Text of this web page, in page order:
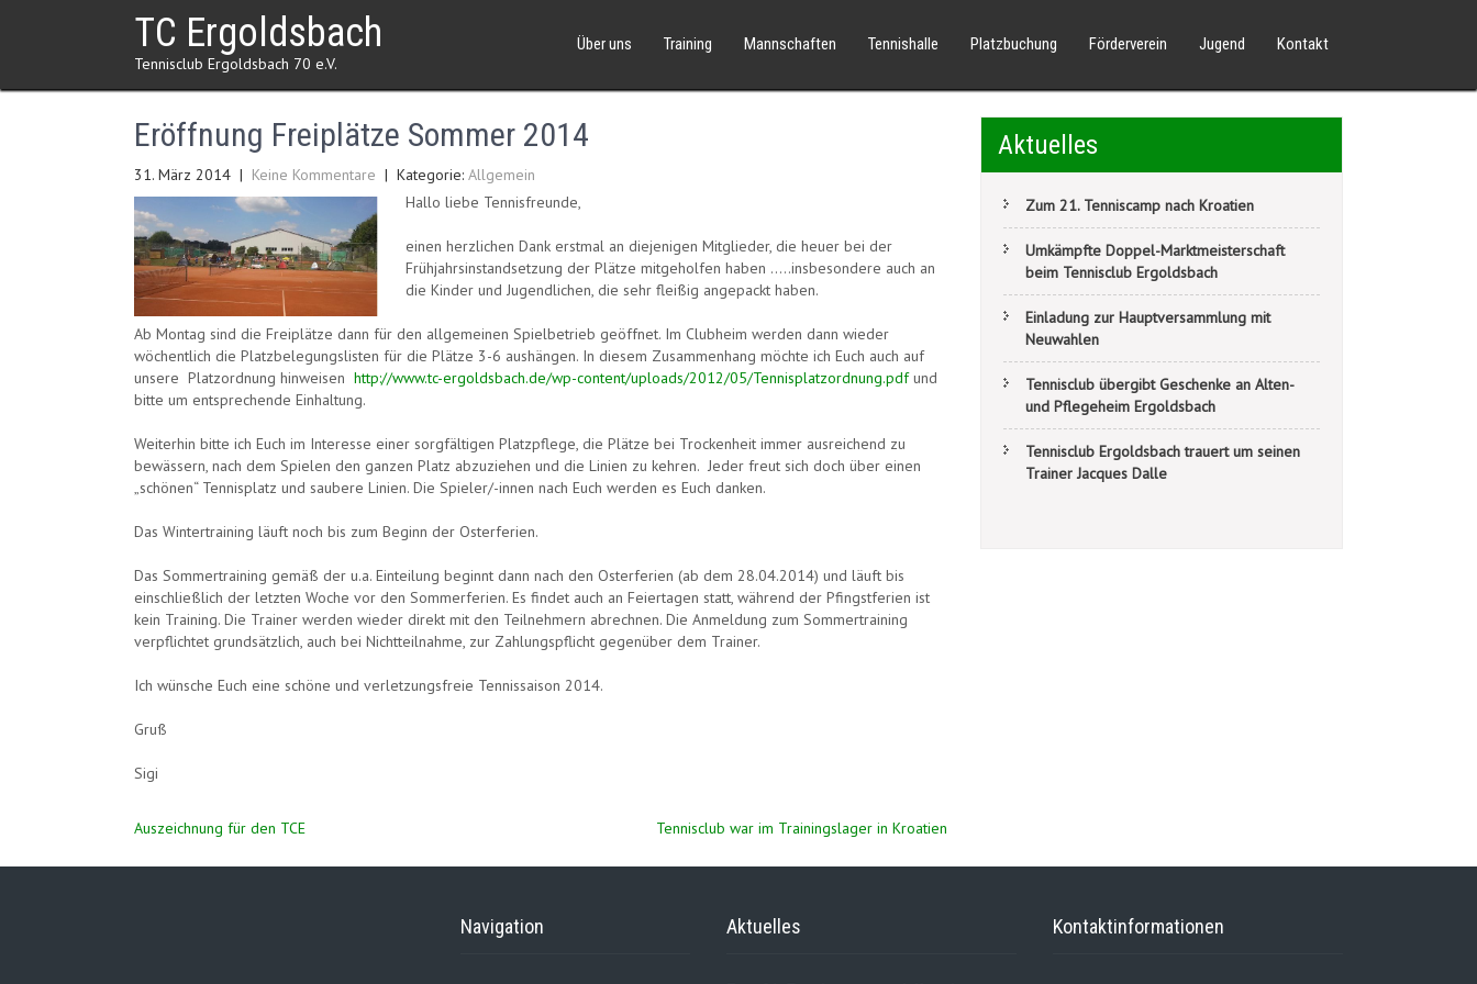
TC Ergoldsbach
Tennisclub Ergoldsbach 70 e.V.
Über uns Training Mannschaften Tennishalle Platzbuchung Förderverein Jugend Kontakt
Eröffnung Freiplätze Sommer 2014
31. März 2014 | Keine Kommentare | Kategorie: Allgemein
Hallo liebe Tennisfreunde,
einen herzlichen Dank erstmal an diejenigen Mitglieder, die heuer bei der
Frühjahrsinstandsetzung der Plätze mitgeholfen haben …..insbesondere auch an
die Kinder und Jugendlichen, die sehr fleißig angepackt haben.
Ab Montag sind die Freiplätze dann für den allgemeinen Spielbetrieb geöffnet. Im Clubheim werden dann wieder
wöchentlich die Platzbelegungslisten für die Plätze 3-6 aushängen. In diesem Zusammenhang möchte ich Euch auch auf
unsere Platzordnung hinweisen http://www.tc-ergoldsbach.de/wp-content/uploads/2012/05/Tennisplatzordnung.pdfund
bitte um entsprechende Einhaltung.
Weiterhin bitte ich Euch im Interesse einer sorgfältigen Platzpflege, die Plätze bei Trockenheit immer ausreichend zu
bewässern, nach dem Spielen den ganzen Platz abzuziehen und die Linien zu kehren. Jeder freut sich doch über einen
„schönen“ Tennisplatz und saubere Linien. Die Spieler/-innen nach Euch werden es Euch danken.
Das Wintertraining läuft noch bis zum Beginn der Osterferien.
Das Sommertraining gemäß der u.a. Einteilung beginnt dann nach den Osterferien (ab dem 28.04.2014) und läuft bis
einschließlich der letzten Woche vor den Sommerferien. Es findet auch an Feiertagen statt, während der Pfingstferien ist
kein Training. Die Trainer werden wieder direkt mit den Teilnehmern abrechnen. Die Anmeldung zum Sommertraining
verpflichtet grundsätzlich, auch bei Nichtteilnahme, zur Zahlungspflicht gegenüber dem Trainer.
Ich wünsche Euch eine schöne und verletzungsfreie Tennissaison 2014.
Gruß
Sigi
Beitragsnavigation
Auszeichnung für den TCE Tennisclub war im Trainingslager in Kroatien
Aktuelles
Zum 21. Tenniscamp nach Kroatien
Umkämpfte Doppel-Marktmeisterschaft
beim Tennisclub Ergoldsbach
Einladung zur Hauptversammlung mit
Neuwahlen
Tennisclub übergibt Geschenke an Alten-
und Pflegeheim Ergoldsbach
Tennisclub Ergoldsbach trauert um seinen
Trainer Jacques Dalle
Navigation Aktuelles Kontaktinformationen